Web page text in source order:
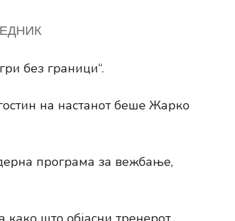
без граници“.
на настанот беше Жарко
програма за вежбање,